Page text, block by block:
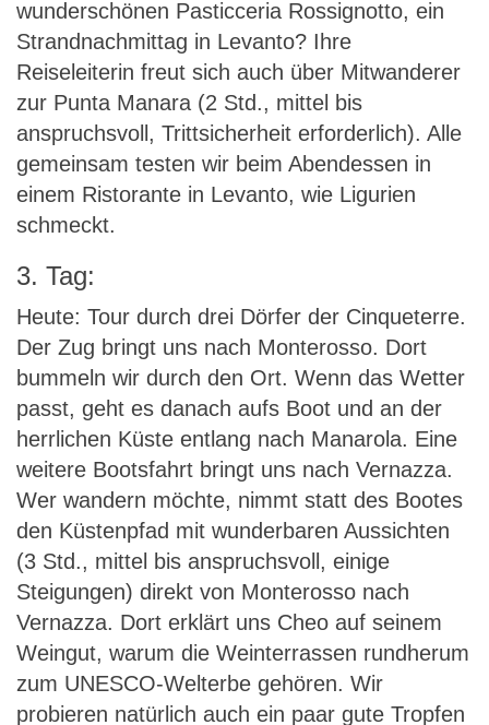
wunderschönen Pasticceria Rossignotto, ein
Strandnachmittag in Levanto? Ihre
Reiseleiterin freut sich auch über Mitwanderer
zur Punta Manara (2 Std., mittel bis
anspruchsvoll, Trittsicherheit erforderlich). Alle
gemeinsam testen wir beim Abendessen in
einem Ristorante in Levanto, wie Ligurien
schmeckt.
3. Tag:
Heute: Tour durch drei Dörfer der Cinqueterre.
Der Zug bringt uns nach Monterosso. Dort
bummeln wir durch den Ort. Wenn das Wetter
passt, geht es danach aufs Boot und an der
herrlichen Küste entlang nach Manarola. Eine
weitere Bootsfahrt bringt uns nach Vernazza.
Wer wandern möchte, nimmt statt des Bootes
den Küstenpfad mit wunderbaren Aussichten
(3 Std., mittel bis anspruchsvoll, einige
Steigungen) direkt von Monterosso nach
Vernazza. Dort erklärt uns Cheo auf seinem
Weingut, warum die Weinterrassen rundherum
zum UNESCO-Welterbe gehören. Wir
probieren natürlich auch ein paar gute Tropfen